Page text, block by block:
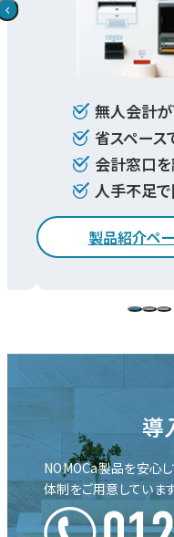
無人会計
省スペース
会計窓口
人手不足
製品紹介ペ
導
NOMOCa製品を安心し
体制をご用意しています